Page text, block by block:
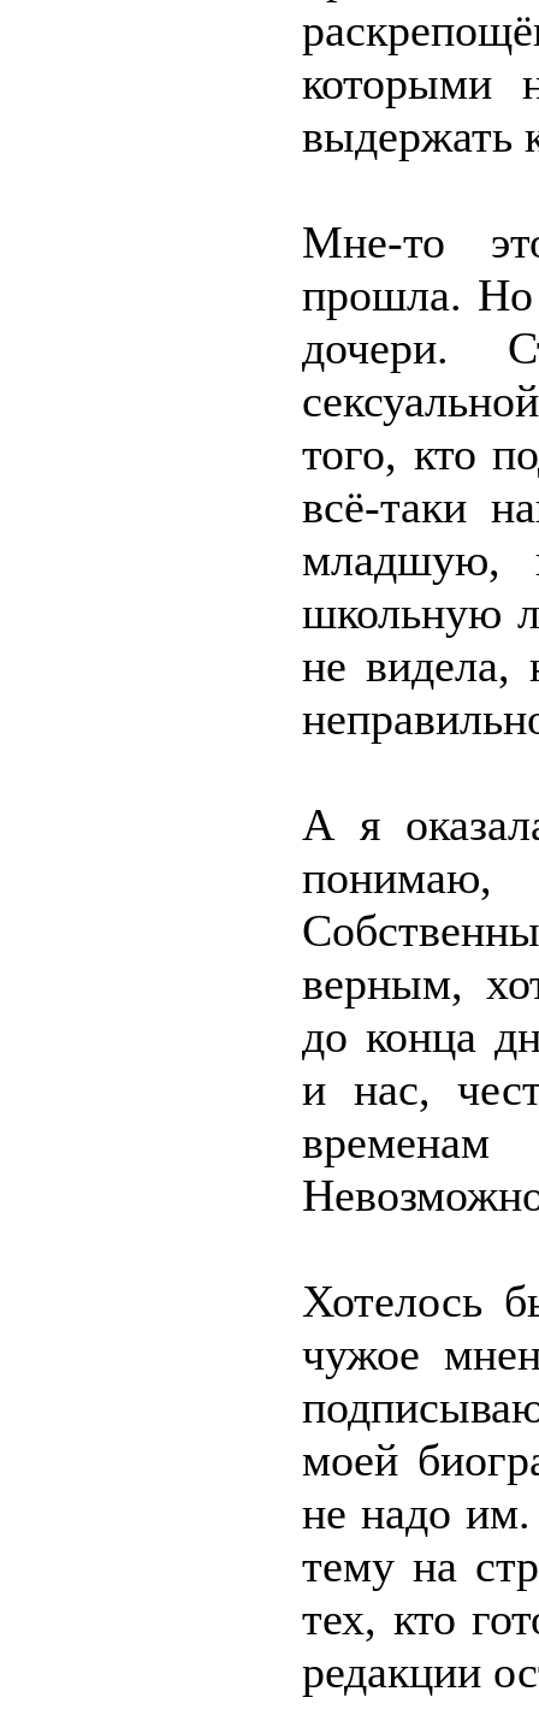
которыми
выдержать
Мне-то
прошла. Но
дочери.
того, кто
всё-таки
младшую,
школьную
не видела,
А я
верным,
до конца
и нас,
Хотелось
чужое
моей
не надо
тему на
тех, кто
редакции